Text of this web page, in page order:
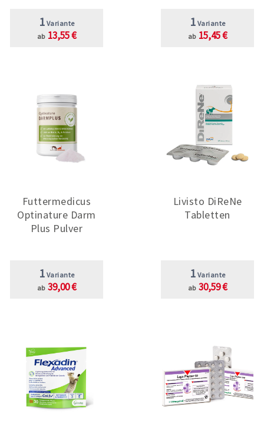
1 Variante
ab 13,55 €
1 Variante
ab 15,45 €
Futtermedicus
Optinature Darm
Plus Pulver
1 Variante
ab 39,00 €
Livisto DiReNe
Tabletten
1 Variante
ab 30,59 €